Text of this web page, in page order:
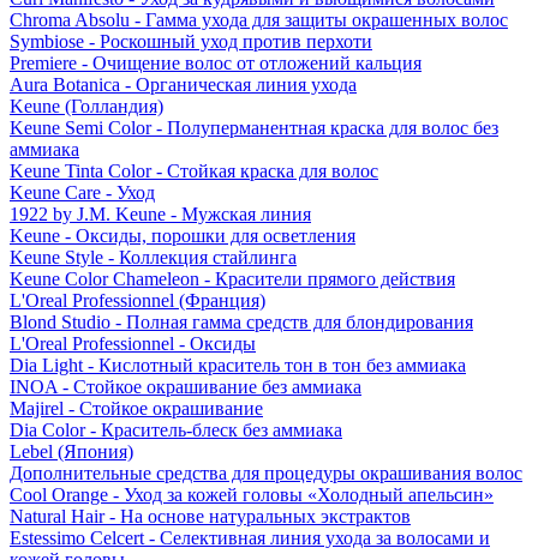
Chroma Absolu - Гамма ухода для защиты окрашенных волос
Symbiose - Роскошный уход против перхоти
Premiere - Очищение волос от отложений кальция
Aura Botanica - Органическая линия ухода
Keune (Голландия)
Keune Semi Color - Полуперманентная краска для волос без
аммиака
Keune Tinta Color - Стойкая краска для волос
Keune Care - Уход
1922 by J.M. Keune - Мужская линия
Keune - Оксиды, порошки для осветления
Keune Style - Коллекция стайлинга
Keune Color Chameleon - Красители прямого действия
L'Oreal Professionnel (Франция)
Blond Studio - Полная гамма средств для блондирования
L'Oreal Professionnel - Оксиды
Dia Light - Кислотный краситель тон в тон без аммиака
INOA - Стойкое окрашивание без аммиака
Majirel - Стойкое окрашивание
Dia Color - Краситель-блеск без аммиака
Lebel (Япония)
Дополнительные средства для процедуры окрашивания волос
Cool Orange - Уход за кожей головы «Холодный апельсин»
Natural Hair - На основе натуральных экстрактов
Estessimo Celcert - Селективная линия ухода за волосами и